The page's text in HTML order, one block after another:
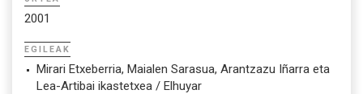
2001
EGILEAK
Mirari Etxeberria, Maialen Sarasua, Arantzazu Iñarra eta
Lea-Artibai ikastetxea / Elhuyar